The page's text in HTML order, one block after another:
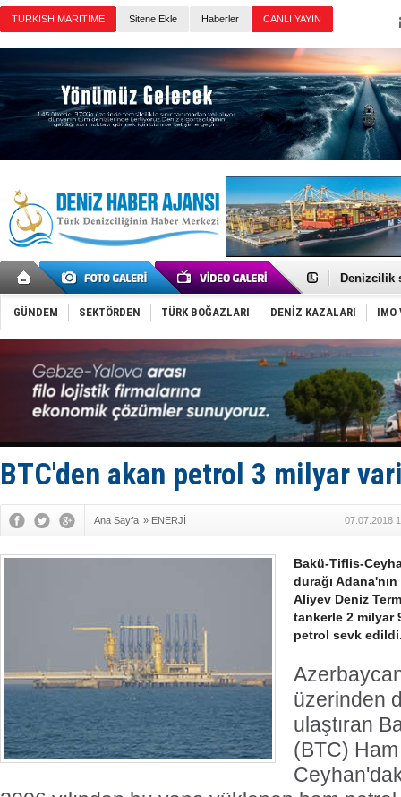
Sitene Ekle Haberler
Rusya,
Denizcilik
‘14.
Taksi
TÜRKLİM
SOCAR
Dünyanın
Keşfedildi:
Van’da
GÜNDEM SEKTÖRDEN TÜRK BOĞAZLARI DENİZ KAZALARI IMO
BTC'den akan petrol 3 milyar
Ana Sayfa » ENERJİ 07.07.2018
Bakü-Tiflis-
durağı
Aliyev Deniz
tankerle 2 milyar
petrol sevk
üzerinden
ulaştıran
(BTC) Ham